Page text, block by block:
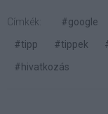
Címkék: #google
#tipp
#tippek
#hivatkozás